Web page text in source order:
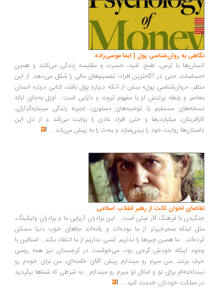
به روان‌شناسی پول | ایما موسی‌زاده
با ترس، طمع، امید، حسرت و مقایسه زندگی می‌کنند و همین
حتی در آگاه‌ترین افراد، تصمیم‌های مالی را شکل می‌دهد. از این
«روان‌شناسی پول» بیش از آنکه درباره پول باشد، کتابی درباره انسان
و رابطه پرتنش او با مفهوم ثروت و دارایی است... اوزل به‌جای ارائه
مستقیم یا توصیه‌های دستوری، تجربه زندگی سرمایه‌گذاران،
میلیاردرها و حتی افراد عادی را روایت می‌کند و از دل این
روایت خود را برمی‌سازد و بحث را به پیش می‌راند ...
اخوان ثالث از رهبر انقلاب اسلامی
با فرهنگ کار عبثی است... این برادران آریایی ما و برادران وایکینگ،
اینکه سحرخیزتر از ما بوده‌اند و رفته‌اند جاهای خوب دنیا مسکن
ما همین چیزها را نداریم. کسی نداریم از ما انتقاد بکند... استالین با
اینکه خودش گرجی بود، می‌خواست در گرجستان نیز همه روسی
بزنند...من میرم رو میندازم پیش آقای خامنه‌ای، من برای خودم رو
برای تو و امثال تو میرم رو میندازم... به شرطی که شماها برگردید
مملکت خودتان خدمت کنید...